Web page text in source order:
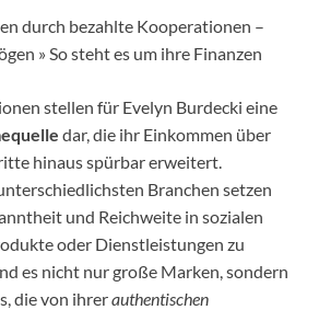
durch bezahlte Kooperationen –
» So steht es um ihre Finanzen
stellen für Evelyn Burdecki eine
dar, die ihr Einkommen über
hinaus spürbar erweitert.
Branchen setzen
und Reichweite in sozialen
oder Dienstleistungen zu
es nicht nur große Marken, sondern
die von ihrerauthentischen